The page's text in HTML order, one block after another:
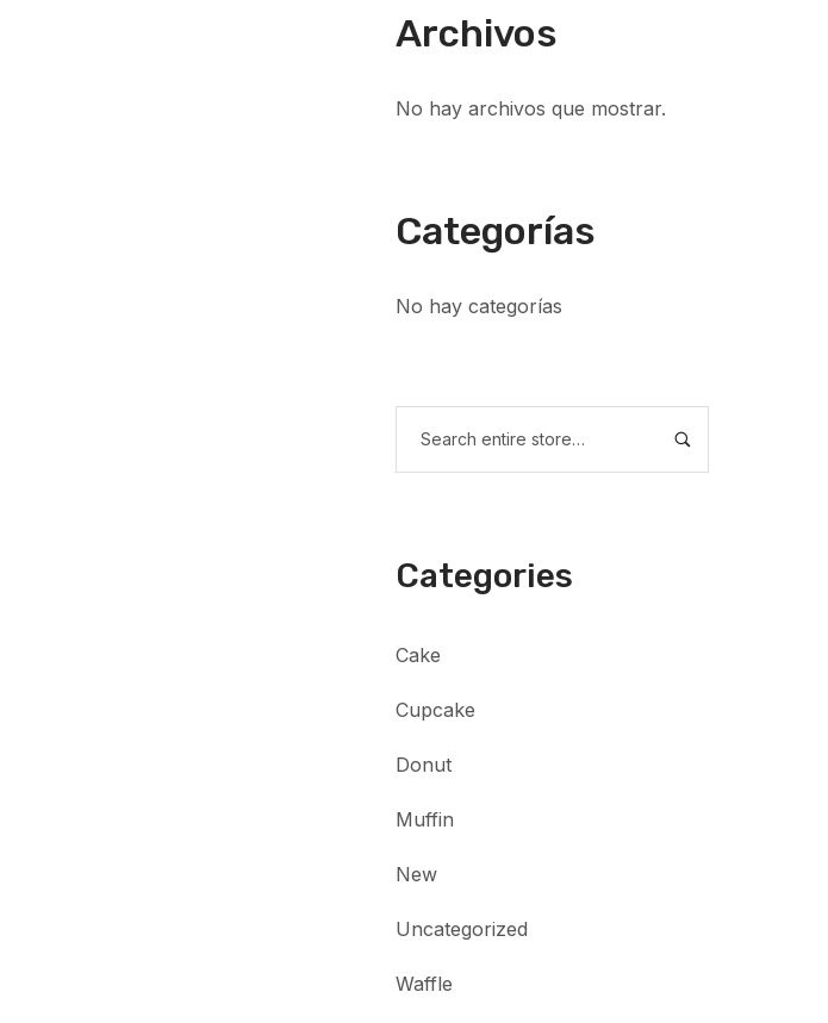
Archivos
No hay archivos que mostrar.
Categorías
No hay categorías
Categories
Cake
Cupcake
Donut
Muffin
New
Uncategorized
Waffle